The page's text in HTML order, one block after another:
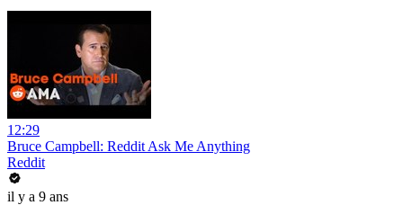
12:29
Bruce Campbell: Reddit Ask Me Anything
Reddit
il y a 9 ans